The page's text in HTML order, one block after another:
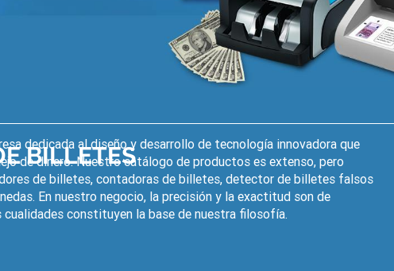
BILLETES
dedicada al diseño y desarrollo de tecnología innovadora que
de dinero. Nuestro catálogo de productos es extenso, pero
de billetes, contadoras de billetes, detector de billetes falsos
En nuestro negocio, la precisión y la exactitud son de
constituyen la base de nuestra filosofía.